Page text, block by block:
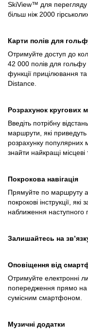
SkiView™ для перегляду
більш ніж 2000
Карти полів для
Отримуйте доступ до
42 000 полів для гольфу
функції прицілювання
Distance.
Розрахунок кругових
Введіть потрібну
маршрути, які приведуть
розрахунку
знайти найкращі місцеві
Покрокова навігація
Прямуйте по маршруту
покрокові інструкції,
наближення наступного
Залишайтесь на
Оповіщення від
Отримуйте електронні
попередження прямо на
сумісним смартфоном.
Музичні додатки